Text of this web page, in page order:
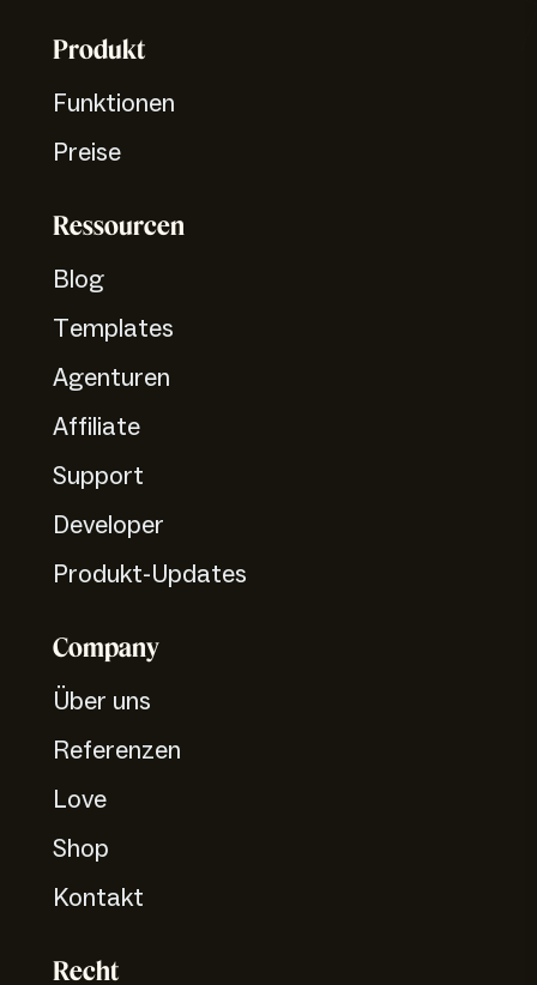
Produkt
Funktionen
Preise
Ressourcen
Blog
Templates
Agenturen
Affiliate
Support
Developer
Produkt-Updates
Company
Über uns
Referenzen
Love
Shop
Kontakt
Recht